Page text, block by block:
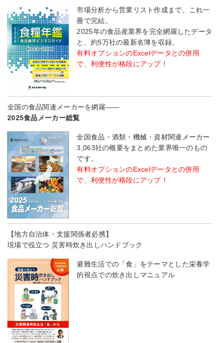
市場分析から営業リスト作成まで、これ一
冊で完結。
2025年の食品産業界を完全網羅したデータ
と、約5万社の最新名簿を収録。
有料オプションのExcelデータとの併用
で、利便性が格段にアップ！
全国の食品関連メーカーを網羅――
2025食品メーカー総覧
全国食品・酒類・機械・資材関連メーカー
3,063社の概要をまとめた業界唯一のもの
です。
有料オプションのExcelデータとの併用
で、利便性が格段にアップ！
【地方自治体・支援関係者必携】
現場で役立つ 災害時炊き出しハンドブック
避難生活での「食」をテーマとした栄養学
的視点での炊き出しマニュアル